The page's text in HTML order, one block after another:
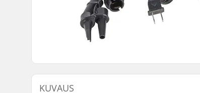
KUVAUS